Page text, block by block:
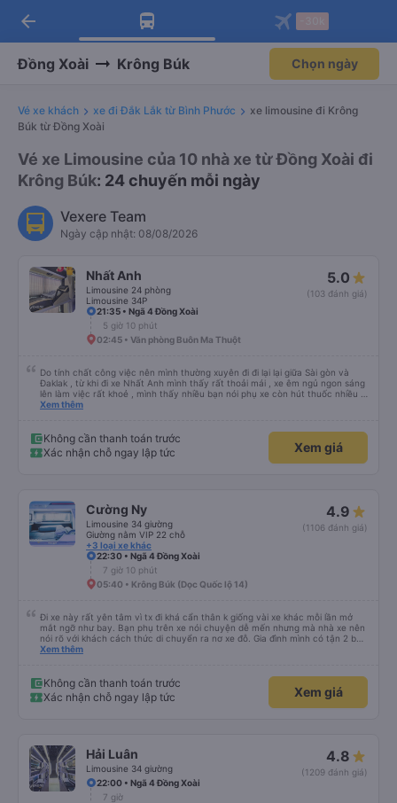
Tải app Vexere ngay!
Nhận ưu đãi thành viên độc
Mở app
Tải app Vexere
-30k/ghế khi đặt vé máy bay qua
Mở app
arrow_back
Đồng Xoài Krông Búk Chọn ngày
Vé xe khách xe đi Đắk Lắk từ Bình Phước
xe limousine đi Krông
Búk từ Đồng Xoài
Vé xe Limousine của 10 nhà xe từ Đồng Xoài đi
Krông Búk: 24 chuyến mỗi ngày
Vexere Team
Ngày cập nhật: 08/08/2026
Nhất Anh
Limousine 24 phòng
Limousine 34P
5.0
(103 đánh giá)
21:35 • Ngã 4 Đồng Xoài
5 giờ 10 phút
02:45 • Văn phòng Buôn Ma Thuột
Do tính chất công việc nên mình thường xuyên đi đi lại lại giữa Sài gòn và
Đaklak , từ khi đi xe Nhất Anh mình thấy rất thoải mái , xe êm ngủ ngon sáng
lên làm việc rất khoẻ , mình thấy nhiều bạn nói phụ xe còn hút thuốc nhiều ,
mình thấy phụ cũng có hút nhưng các bạn ấy cũng để khói ngay chỗ hut
Xem thêm
Không cần thanh toán trước
Xác nhận chỗ ngay lập tức
Xem giá
Cường Ny
Limousine 34 giường
Giường nằm VIP 22 chỗ
+3 loại xe khác
4.9
(1106 đánh giá)
22:30 • Ngã 4 Đồng Xoài
7 giờ 10 phút
05:40 • Krông Búk (Dọc Quốc lộ 14)
Đi xe này rất yên tâm vì tx đi khá cẩn thân k giống vài xe khác mỗi lần mở
mắt ngỡ như bay. Bạn phụ trên xe nói chuyện dễ mến nhưng mà nhà xe nên
nói rõ với khách cách thức di chuyển ra nơ xe đỗ. Gia đình mình có tận 2 bé
nhỏ tay xách nách mang mà mình bị xoay vòng vòng đi bộ đến khu đỗ xe thì
Xem thêm
Không cần thanh toán trước
Xác nhận chỗ ngay lập tức
Xem giá
Hải Luân
Limousine 34 giường
4.8
(1209 đánh giá)
22:00 • Ngã 4 Đồng Xoài
7 giờ